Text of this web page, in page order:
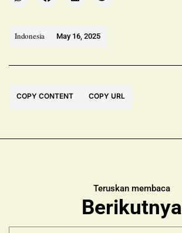
Indonesia May 16, 2025
COPY CONTENT COPY URL
Teruskan membaca
Berikutnya